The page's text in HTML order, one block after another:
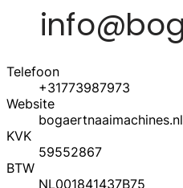
Telefoon
+31773987973
Website
bogaertnaaimachines.nl
KVK
59552867
BTW
NL001841437B75